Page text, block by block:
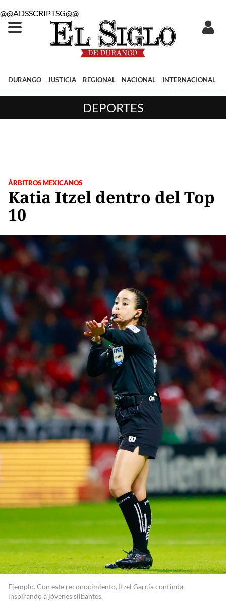
@@ADSSCRIPTSG@@
DURANGO JUSTICIA REGIONAL NACIONAL INTERNACIONAL
DEPORTES
ÁRBITROS MEXICANOS
Katia Itzel dentro del Top
10
Ejemplo. Con este reconocimiento, Itzel García continúa
inspirando a jóvenes silbantes.